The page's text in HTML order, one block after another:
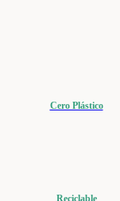
Cero Plástico
Reciclable